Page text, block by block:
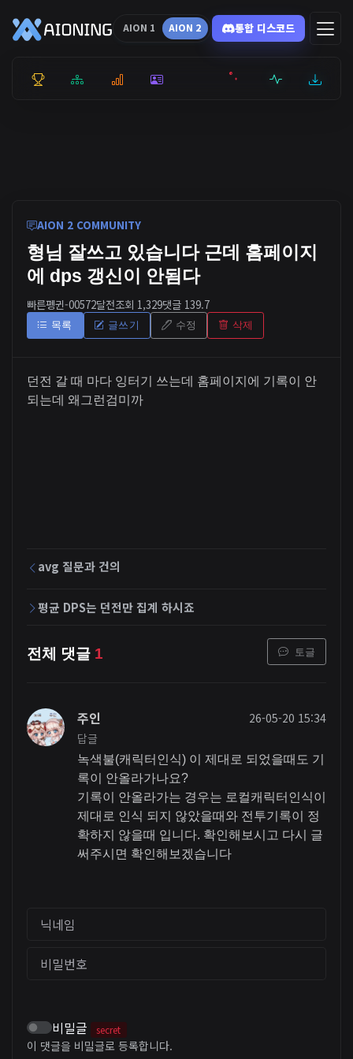
AION 1 AION 2 통합 디스코드
통합 순위리더보드통계 캐릭터 서버현황최근기록잉미
AION 2 COMMUNITY
형님 잘쓰고 있습니다 근데 홈페이지
에 dps 갱신이 안됨다
빠른펭귄-00572달전조회 1,329댓글 139.7
목록 글쓰기 수정 삭제
던전 갈 때 마다 잉터기 쓰는데 홈페이지에 기록이 안
되는데 왜그런검미까
avg 질문과 건의
평균 DPS는 던전만 집계 하시죠
전체 댓글 1 토글
주인
26-05-20 15:34
답글
녹색불(캐릭터인식) 이 제대로 되었을때도 기
록이 안올라가나요?
기록이 안올라가는 경우는 로컬캐릭터인식이
제대로 인식 되지 않았을때와 전투기록이 정
확하지 않을때 입니다. 확인해보시고 다시 글
써주시면 확인해보겠습니다
닉네임
비밀번호
비밀글 secret
이 댓글을 비밀글로 등록합니다.